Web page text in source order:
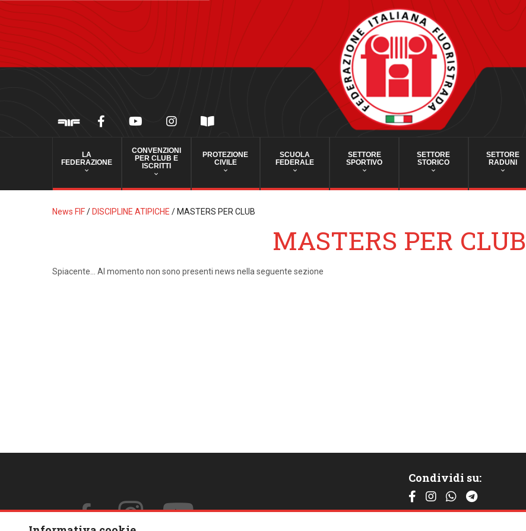
LA
FEDERAZIONE
CONVENZIONI
PER CLUB E
ISCRITTI
PROTEZIONE
CIVILE
SCUOLA
FEDERALE
SETTORE
SPORTIVO
SETTORE
STORICO
SETTORE
RADUNI
News FIF/ DISCIPLINE ATIPICHE / MASTERS PER CLUB
MASTERS PER CLUB
Spiacente… Al momento non sono presenti news nella seguente sezione
Condividi su:
Contattaci: